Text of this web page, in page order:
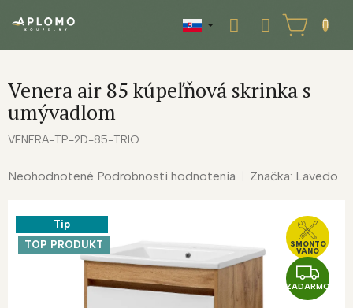
NÁKUPNÝ
KOŠÍK
Venera air 85 kúpeľňová skrinka s
umývadlom
VENERA-TP-2D-85-TRIO
Priemerné
0,0
Neohodnotené Podrobnosti hodnotenia Značka: Lavedo
Z
A
ZADARMO
SMONTO
VÁNO
Tip
TOP PRODUKT